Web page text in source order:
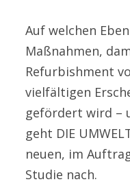
Auf welchen
Maßnahmen,
Refurbishment
vielfältigen
gefördert wird –
geht DIE
neuen, im
Studie nach.